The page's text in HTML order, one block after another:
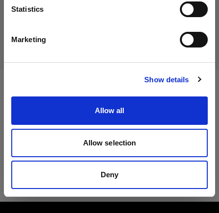
Statistics
Marketing
Show details
Allow all
Allow selection
Deny
言語
サイトにアクセス
配送と返品
仕様：
Profoto T-shirt B Classic L
黒の控えめなProfotoロゴ入りTシャツ